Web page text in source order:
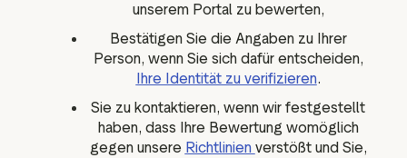
unserem Portal zu bewerten,
Bestätigen Sie die Angaben zu Ihrer
Person, wenn Sie sich dafür entscheiden,
Ihre Identität zu verifizieren.
Sie zu kontaktieren, wenn wir festgestellt
haben, dass Ihre Bewertung womöglich
gegen unsere Richtlinien verstößt und Sie,